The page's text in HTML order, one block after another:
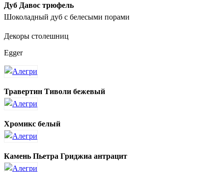
Дуб Давос трюфель
Шоколадный дуб с белесыми порами
Декоры столешниц
Egger
Травертин Тиволи бежевый
Хромикс белый
Камень Пьетра Гриджиа антрацит